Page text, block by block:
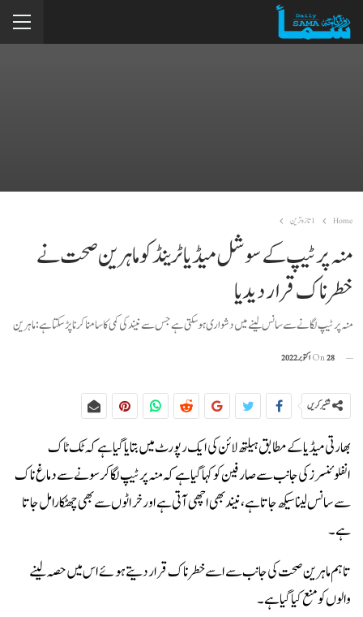
Home 1تازہ ترین
منہ پر ٹیپ کے سوشل میڈیا ٹرینڈ کو ماہرین صحت نے
خطرناک قرار دیدیا
منہ پر ٹیپ لگانے سے سانس لینے میں دشواری ہوسکتی ہے جس سے نیند کی کمی کا سامنا کرنا پڑسکتا ہے: ماہرین
On28 اکتوبر 2022
شئیر کریں
بھارتی میڈیا کے مطابق ہیلتھ لائن کی ایک رپورٹ میں بتایا گیا ہے کہ ٹک ٹاک
انفلوئنسرز کی جانب سے صارفین کو کہا گیا ہے کہ منہ پر ٹیپ لگا کر سونے سے دماغ ناک
سے سانس لینا سیکھ جاتا ہے، نیند بھی اچھی آتی ہے اور خراٹوں سے بھی چھٹکارا مل جاتا
ہے۔
تاہم ماہرین صحت کی جانب سے اسے خطرناک قرار دیتے ہوئے اس میں حصہ لینے
والوں کو منع کیا گیا ہے۔